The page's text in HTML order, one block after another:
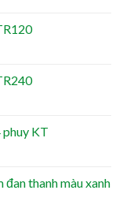
KT
thanh màu xanh